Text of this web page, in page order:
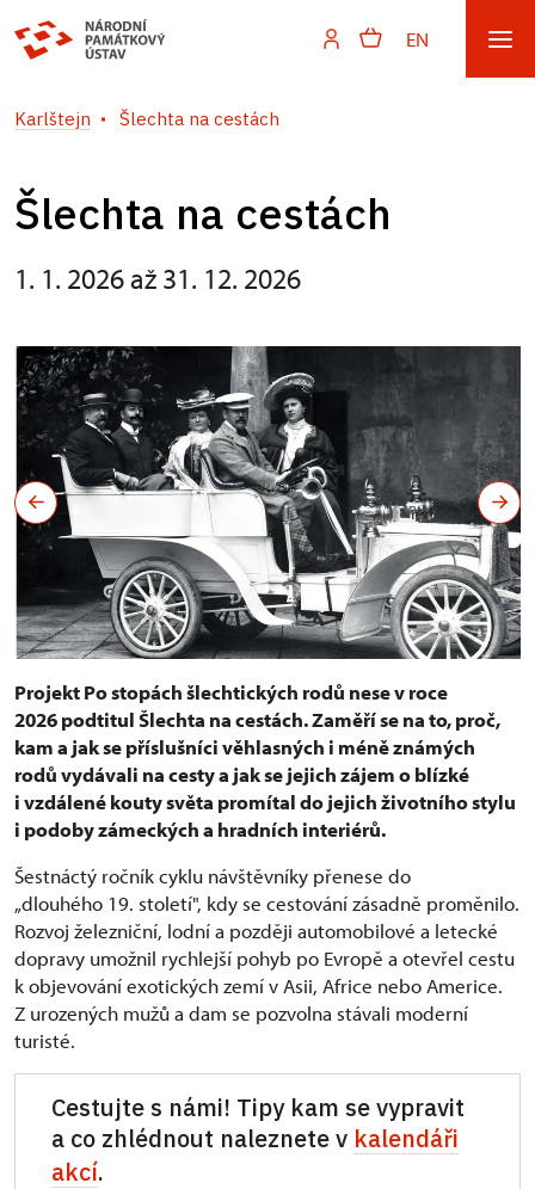
EN
Karlštejn Šlechta na cestách
Šlechta na cestách
1. 1. 2026 až 31. 12. 2026
Projekt Po stopách šlechtických rodů nese v roce
2026 podtitul Šlechta na cestách. Zaměří se na to, proč,
kam a jak se příslušníci věhlasných i méně známých
rodů vydávali na cesty a jak se jejich zájem o blízké
i vzdálené kouty světa promítal do jejich životního stylu
i podoby zámeckých a hradních interiérů.
Šestnáctý ročník cyklu návštěvníky přenese do
„dlouhého 19. století", kdy se cestování zásadně proměnilo.
Rozvoj železniční, lodní a později automobilové a letecké
dopravy umožnil rychlejší pohyb po Evropě a otevřel cestu
k objevování exotických zemí v Asii, Africe nebo Americe.
Z urozených mužů a dam se pozvolna stávali moderní
turisté.
Cestujte s námi! Tipy kam se vypravit
a co zhlédnout naleznete v kalendáři
akcí.